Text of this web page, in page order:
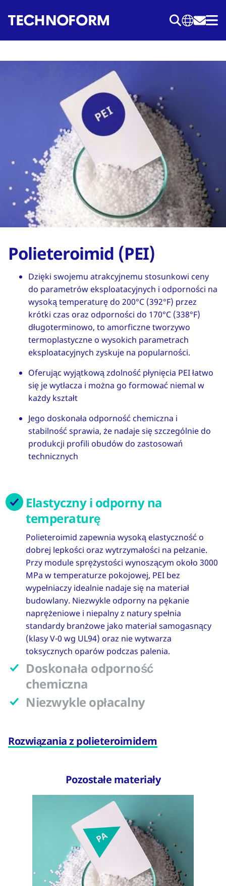
do
Polieteroimid (PEI)
Dzięki swojemu atrakcyjnemu stosunkowi ceny
do parametrów eksploatacyjnych i odporności na
wysoką temperaturę do 200°C (392°F) przez
krótki czas oraz odporności do 170°C (338°F)
długoterminowo, to amorficzne tworzywo
termoplastyczne o wysokich parametrach
eksploatacyjnych zyskuje na popularności.
Oferując wyjątkową zdolność płynięcia PEI łatwo
się je wytłacza i można go formować niemal w
każdy kształt
Jego doskonała odporność chemiczna i
stabilność sprawia, że nadaje się szczególnie do
produkcji profili obudów do zastosowań
technicznych
Elastyczny i odporny na
temperaturę
Polieteroimid zapewnia wysoką elastyczność o
dobrej lepkości oraz wytrzymałości na pełzanie.
Przy module sprężystości wynoszącym około 3000
MPa w temperaturze pokojowej, PEI bez
wypełniaczy idealnie nadaje się na materiał
budowlany. Niezwykle odporny na pękanie
naprężeniowe i niepalny z natury spełnia
standardy branżowe jako materiał samogasnący
(klasy V-0 wg UL94) oraz nie wytwarza
toksycznych oparów podczas palenia.
Doskonała odporność
chemiczna
Niezwykle opłacalny
Rozwiązania z polieteroimidem
Pozostałe materiały